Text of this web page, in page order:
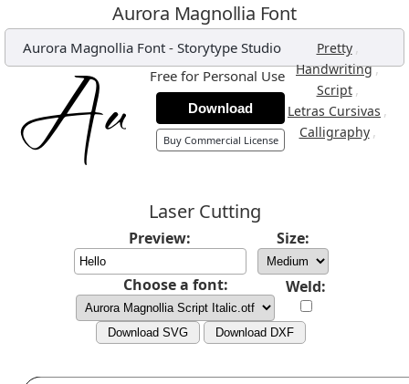
Aurora Magnollia Font
Aurora Magnollia Font - Storytype Studio Pretty ,
Handwriting,
Script ,
Letras Cursivas ,
Calligraphy ,
Free for Personal Use
Download
Buy Commercial License
Laser Cutting
Preview: Size:
Choose a font: Weld:
Download SVG Download DXF